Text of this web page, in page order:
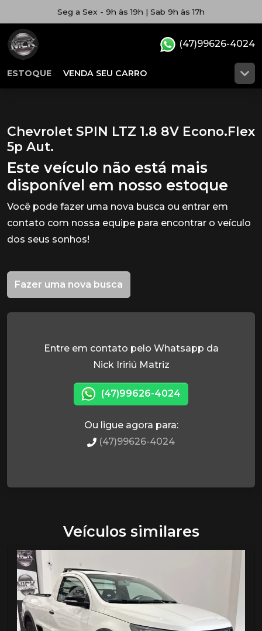
Seg a Sex - 9h às 19h | Sab 9h às 17h
ESTOQUE VENDA SEU CARRO
(47)99626-4024
Chevrolet SPIN LTZ 1.8 8V Econo.Flex
5p Aut.
Este veículo não está mais
disponível em nosso estoque
Você pode fazer uma nova busca ou entrar em
contato com nossa equipe para encontrar o veículo
dos seus sonhos!
Fazer uma nova busca
Entre em contato pelo Whatsapp da
Nick Iririú Matriz
(47)99626-4024
Ou ligue agora para:
(47)99626-4024
Veículos similares